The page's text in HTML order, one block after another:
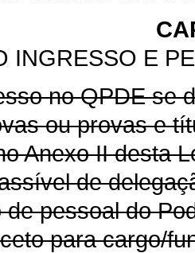
INGRESSO E
no QPDE se
ou provas e
Anexo II desta
de
pessoal do
para cargo/